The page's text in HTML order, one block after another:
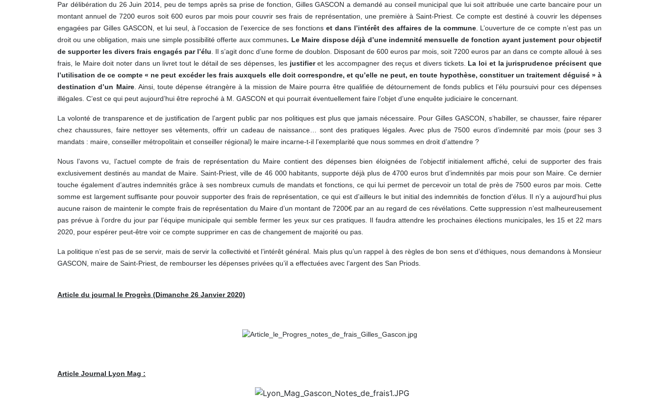
Par délibération du 26 Juin 2014, peu de temps après sa prise de fonction, Gilles GASCON a demandé au conseil municipal que lui soit attribuée une carte bancaire pour un
montant annuel de 7200 euros soit 600 euros par mois pour couvrir ses frais de représentation, une première à Saint-Priest. Ce compte est destiné à couvrir les dépenses
engagées par Gilles GASCON, et lui seul, à l’occasion de l’exercice de ses fonctions et dans l’intérêt des affaires de la commune. L’ouverture de ce compte n’est pas un
droit ou une obligation, mais une simple possibilité offerte aux communes. Le Maire dispose déjà d’une indemnité mensuelle de fonction ayant justement pour objectif
de supporter les divers frais engagés par l’élu . Il s’agit donc d’une forme de doublon. Disposant de 600 euros par mois, soit 7200 euros par an dans ce compte alloué à ses
frais, le Maire doit noter dans un livret tout le détail de ses dépenses, les justifieret les accompagner des reçus et divers tickets. La loi et la jurisprudence précisent que
l’utilisation de ce compte « ne peut excéder les frais auxquels elle doit correspondre, et qu’elle ne peut, en toute hypothèse, constituer un traitement déguisé » à
destination d’un Maire. Ainsi, toute dépense étrangère à la mission de Maire pourra être qualifiée de détournement de fonds publics et l’élu poursuivi pour ces dépenses
illégales. C’est ce qui peut aujourd’hui être reproché à M. GASCON et qui pourrait éventuellement faire l’objet d’une enquête judiciaire le concernant.
La volonté de transparence et de justification de l’argent public par nos politiques est plus que jamais nécessaire. Pour Gilles GASCON, s’habiller, se chausser, faire réparer
chez chaussures, faire nettoyer ses vêtements, offrir un cadeau de naissance… sont des pratiques légales. Avec plus de 7500 euros d’indemnité par mois (pour ses 3
mandats : maire, conseiller métropolitain et conseiller régional) le maire incarne-t-il l’exemplarité que nous sommes en droit d’attendre ?
Nous l’avons vu, l’actuel compte de frais de représentation du Maire contient des dépenses bien éloignées de l’objectif initialement affiché, celui de supporter des frais
exclusivement destinés au mandat de Maire. Saint-Priest, ville de 46 000 habitants, supporte déjà plus de 4700 euros brut d’indemnités par mois pour son Maire. Ce dernier
touche également d’autres indemnités grâce à ses nombreux cumuls de mandats et fonctions, ce qui lui permet de percevoir un total de près de 7500 euros par mois. Cette
somme est largement suffisante pour pouvoir supporter des frais de représentation, ce qui est d’ailleurs le but initial des indemnités de fonction d’élus. Il n’y a aujourd’hui plus
aucune raison de maintenir le compte frais de représentation du Maire d’un montant de 7200€ par an au regard de ces révélations. Cette suppression n’est malheureusement
pas prévue à l’ordre du jour par l’équipe municipale qui semble fermer les yeux sur ces pratiques. Il faudra attendre les prochaines élections municipales, les 15 et 22 mars
2020, pour espérer peut-être voir ce compte supprimer en cas de changement de majorité ou pas.
La politique n’est pas de se servir, mais de servir la collectivité et l’intérêt général. Mais plus qu’un rappel à des règles de bon sens et d’éthiques, nous demandons à Monsieur
GASCON, maire de Saint-Priest, de rembourser les dépenses privées qu’il a effectuées avec l’argent des San Priods.
Article du journal le Progrès (Dimanche 26 Janvier 2020)
Article Journal Lyon Mag :